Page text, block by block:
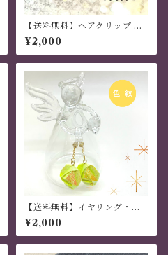
【送料無料】ヘアクリップ 大
きめ しっかり おしゃれ 金属製
和風 ハンドメイド 折り鶴柄
黒・赤
¥2,000
【送料無料】イヤリング・ピ
アス 「色紋」 ３枚組 イエロ
ー
¥2,000